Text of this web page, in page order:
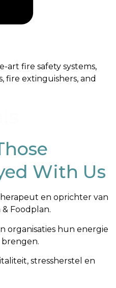
art fire safety systems,
fire extinguishers, and
With Us
en oprichter van
& Foodplan.
organisaties hun energie
stressherstel en